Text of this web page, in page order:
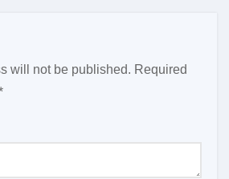
will not be published. Required